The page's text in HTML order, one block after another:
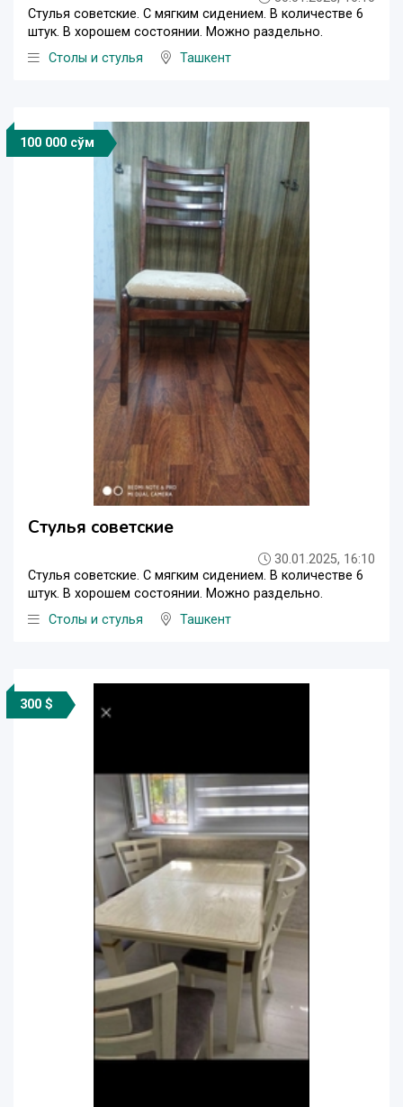
Стулья советские. С мягким сидением. В количестве 6
штук. В хорошем состоянии. Можно раздельно.
Столы и стулья
Ташкент
100 000 сўм
Стулья советские
30.01.2025, 16:10
Стулья советские. С мягким сидением. В количестве 6
штук. В хорошем состоянии. Можно раздельно.
Столы и стулья
Ташкент
300 $